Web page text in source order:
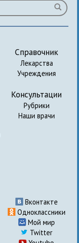
Справочник
Лекарства
Учреждения
Консультации
Рубрики
Наши врачи
Вконтакте
Одноклассники
Мой мир
Twitter